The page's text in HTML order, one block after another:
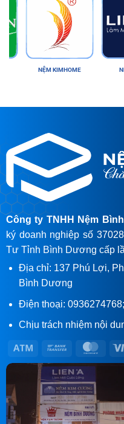
NỆM KIMHOME
Công ty TNHH Nệm
ký doanh nghiệp số
Tư Tỉnh Bình Dương cấp
Địa chỉ: 137 Phú Lợi,
Bình Dương
Điện thoại:
Chịu trách nhiệm nội
Atm
Bank